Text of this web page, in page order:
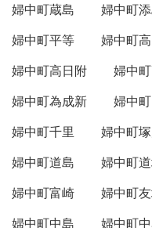
婦中町蔵島
婦中町
婦中町平等
婦中町
婦中町高日附
婦中
婦中町為成新
婦中
婦中町千里
婦中町
婦中町道島
婦中町
婦中町富崎
婦中町
婦中町中島
婦中町